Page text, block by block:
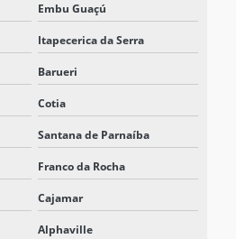
Embu Guaçú
Itapecerica da Serra
Barueri
Cotia
Santana de Parnaíba
Franco da Rocha
Cajamar
Alphaville